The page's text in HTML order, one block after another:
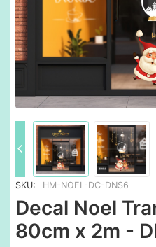
SKU: HM-NOEL-DC-DNS6
Decal Noel
80cm x 2m -